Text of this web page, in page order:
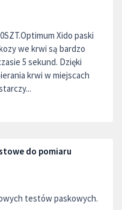
Xido paski
we krwi są bardzo
5 sekund. Dzięki
krwi w miejscach
do pomiaru
testów paskowych.